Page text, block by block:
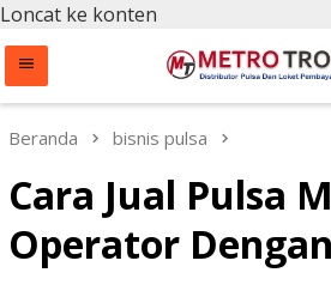
Loncat ke konten
Beranda bisnis pulsa
Cara Jual Pulsa
Operator